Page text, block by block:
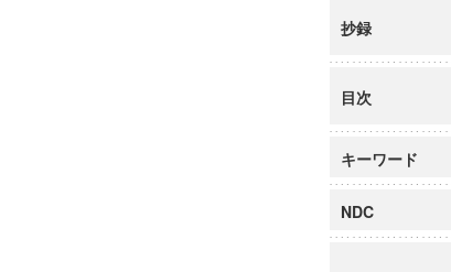
抄録
目次
キーワード
NDC